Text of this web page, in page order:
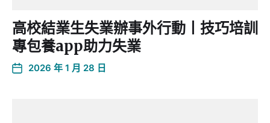
高校結業生失業辦事外行動丨技巧培訓
專包養app助力失業
2026 年 1 月 28 日